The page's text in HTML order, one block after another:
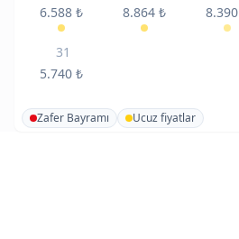
6.588 ₺
8.864 ₺
8.390
31
5.740 ₺
Zafer Bayramı Ucuz fiyatlar